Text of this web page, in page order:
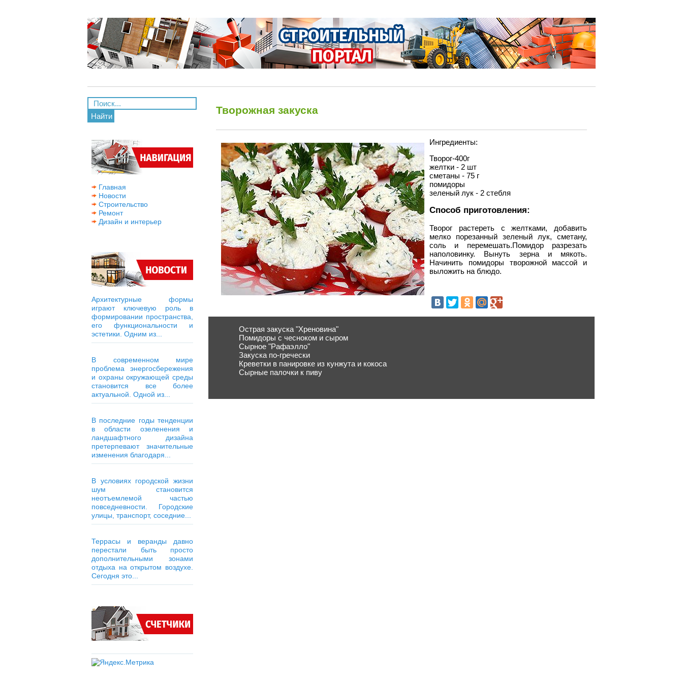
Найти
Главная
Новости
Строительство
Ремонт
Дизайн и интерьер
Архитектурные формы
играют ключевую роль в
формировании пространства,
его функциональности и
эстетики. Одним из...
В современном мире
проблема энергосбережения
и охраны окружающей среды
становится все более
актуальной. Одной из...
В последние годы тенденции
в области озеленения и
ландшафтного дизайна
претерпевают значительные
изменения благодаря...
В условиях городской жизни
шум становится
неотъемлемой частью
повседневности. Городские
улицы, транспорт, соседние...
Террасы и веранды давно
перестали быть просто
дополнительными зонами
отдыха на открытом воздухе.
Сегодня это...
Творожная закуска
Ингредиенты:
Творог-400г
желтки - 2 шт
сметаны - 75 г
помидоры
зеленый лук - 2 стебля
Способ приготовления:
Творог растереть с желтками, добавить
мелко порезанный зеленый лук, сметану,
соль и перемешать.Помидор разрезать
наполовинку. Вынуть зерна и мякоть.
Начинить помидоры творожной массой и
выложить на блюдо.
Острая закуска "Хреновина"
Помидоры с чесноком и сыром
Сырное "Рафаэлло"
Закуска по-гречески
Креветки в панировке из кунжута и кокоса
Сырные палочки к пиву